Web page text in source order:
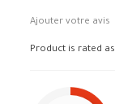
Ajouter votre avis
Product is rated